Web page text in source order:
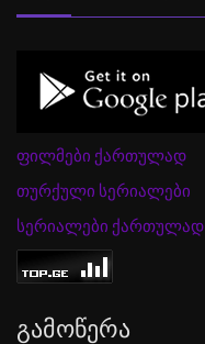
ფილმები ქართულად
თურქული სერიალები
სერიალები ქართულად
Გამოწერა